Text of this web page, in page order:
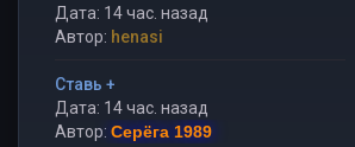
Дата: 14 час. назад
Автор: henasi
Ставь +
Дата: 14 час. назад
Автор: Серёга 1989